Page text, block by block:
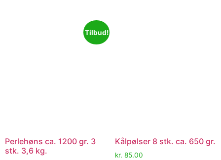
Tilbud!
Perlehøns ca. 1200 gr. 3
stk. 3,6 kg.
Kålpølser 8 stk. ca. 650 gr.
kr. 85.00